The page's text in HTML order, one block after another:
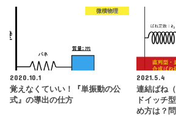
微積物理
2020.10.1
覚えなくていい！『単振動の公
式』の導出の仕方
2021.5.4
連結ばね
ドイッチ
め方は？